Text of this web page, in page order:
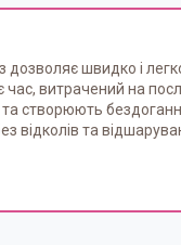
швидко і
витрачений на
та створюють
відколів та